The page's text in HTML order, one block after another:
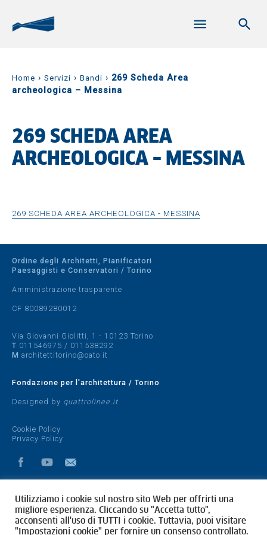
Home › Servizi › Bandi › 269 Scheda Area
archeologica – Messina
269 SCHEDA AREA
ARCHEOLOGICA – MESSINA
269 SCHEDA AREA ARCHEOLOGICA - MESSINA
Ordine degli Architetti, Pianificatori
Paesaggisti e Conservatori / Torino
Amministrazione trasparente
CF 80089280012
Via Giovanni Giolitti, 1 - 10123 Torino
T 011546975 / 011538292
M architettitorino@oato.it
Fondazione per l'architettura / Torino
Designed by quattrolinee.it
Cookie Policy
Privacy Policy
Utilizziamo i cookie sul nostro sito Web per offrirti una
migliore esperienza. Cliccando su "Accetta tutto",
acconsenti all'uso di TUTTI i cookie. Tuttavia, puoi visitare
"Impostazioni cookie" per fornire un consenso controllato.